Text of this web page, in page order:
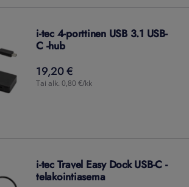
i-tec 4-porttinen USB 3.1 USB-
C -hub
19,20 €
19,20€
Tai alk. 0,80 €/kk
i-tec Travel Easy Dock USB-C -
telakointiasema